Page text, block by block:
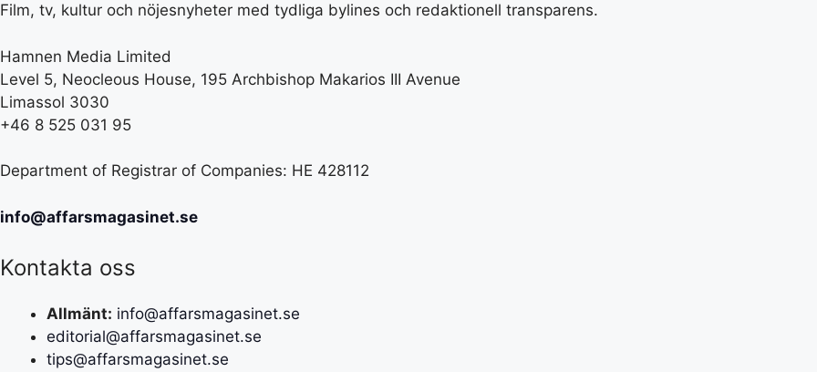
Film, tv, kultur och nöjesnyheter med tydliga bylines och redaktionell transparens.
Hamnen Media Limited
Level 5, Neocleous House, 195 Archbishop Makarios III Avenue
Limassol 3030
+46 8 525 031 95
Department of Registrar of Companies: HE 428112
info@affarsmagasinet.se
Kontakta oss
Allmänt: info@affarsmagasinet.se
editorial@affarsmagasinet.se
tips@affarsmagasinet.se